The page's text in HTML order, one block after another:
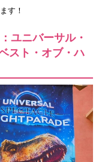
す！
ユニバーサル・
スト・オブ・ハ